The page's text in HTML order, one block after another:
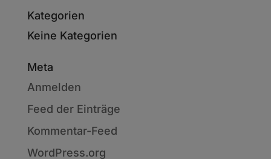
Kategorien
Keine Kategorien
Meta
Anmelden
Feed der Einträge
Kommentar-Feed
WordPress.org